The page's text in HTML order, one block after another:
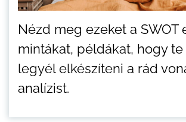
Nézd meg ezeket a SWOT
mintákat, példákat, hogy te
legyél elkészíteni a rád
analízist.